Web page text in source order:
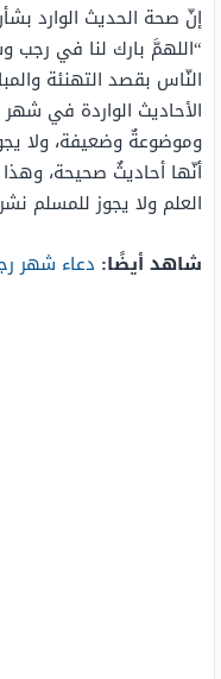
إنّ صحة الحديث الوارد
“اللهمَّ بارك لنا في رجب
النّاس بقصد التهنئة
الأحاديث الواردة في
وموضوعةٌ وضعيفة، ولا
أنّها أحاديثٌ صحيحة،
العلم ولا يجوز للمسلم
شاهد أيضًا: دعاء شهر رجب 2022 وحكم